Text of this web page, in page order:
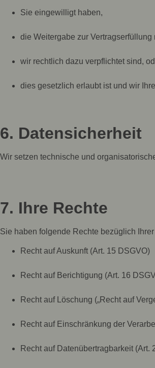
Sie eingewilligt haben,
die Weitergabe zur Vertragserfüllung
wir rechtlich dazu verpflichtet sind,
dies gesetzlich erlaubt ist und wir
6. Datensicherheit
Wir setzen technische und
7. Ihre Rechte
Sie haben folgende Rechte bezüglich
Recht auf Auskunft (Art. 15 DSGVO)
Recht auf Berichtigung (Art. 16
Recht auf Löschung („Recht auf
Recht auf Einschränkung der
Recht auf Datenübertragbarkeit (Art.